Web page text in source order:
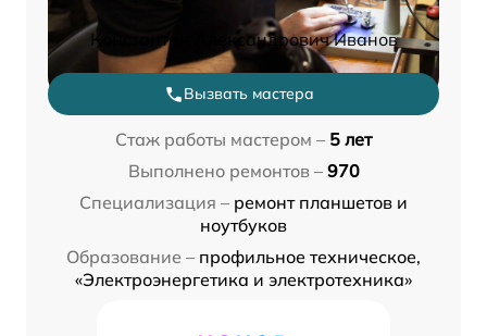
Константин Александрович Иванов
Вызвать мастера
Стаж работы мастером – 5 лет
Выполнено ремонтов – 970
Специализация – ремонт планшетов и
ноутбуков
Образование – профильное техническое,
«Электроэнергетика и электротехника»